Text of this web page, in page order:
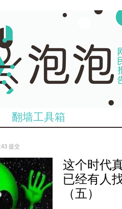
翻墙工具箱
提交
这个时代
已经有人
（五）